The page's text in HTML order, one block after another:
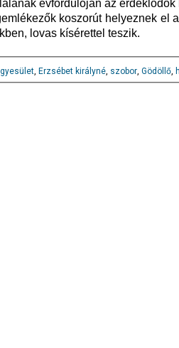
évfordulóján az
koszorút helyeznek el
lovas kísérettel teszik.
, Erzsébet királyné, szobor, Gödöllő,